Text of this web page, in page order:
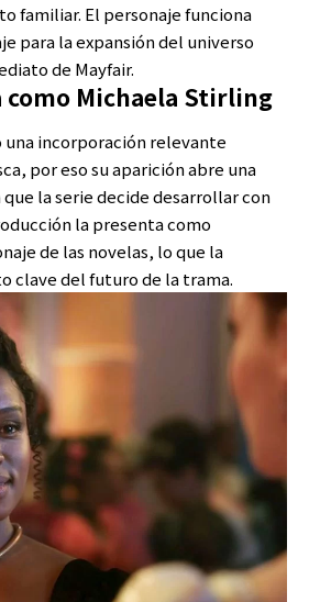
familiar. El personaje funciona
para la expansión del universo
de Mayfair.
como Michaela Stirling
una incorporación relevante
por eso su aparición abre una
la serie decide desarrollar con
la presenta como
de las novelas, lo que la
clave del futuro de la trama.